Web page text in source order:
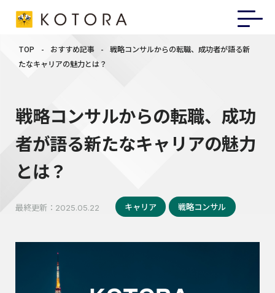
TOP - おすすめ記事 -
戦略コンサルからの転職、成功者が語る新
たなキャリアの魅力とは？
戦略コンサルからの転職、成功
者が語る新たなキャリアの魅力
とは？
最終更新： 2025.05.22 キャリア 戦略コンサル